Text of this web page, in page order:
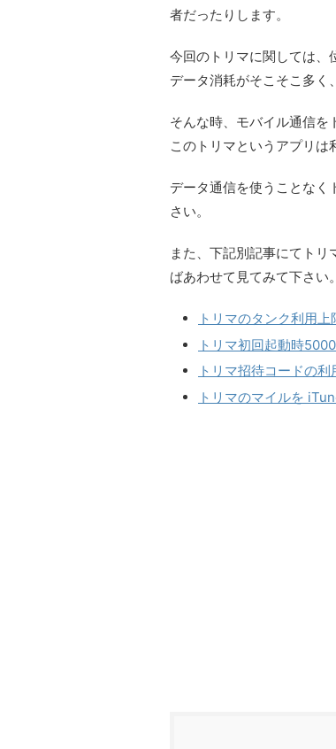
者だったりします。
今回のトリマに関しては、
データ消耗がそこそこ多く
そんな時、モバイル通信を
このトリマというアプリは
データ通信を使うことな
さい。
また、下記別記事にてト
ばあわせて見てみて下さい。
トリマのタンク利用
トリマ初回起動時
トリマ招待コードの
トリマのマイルを